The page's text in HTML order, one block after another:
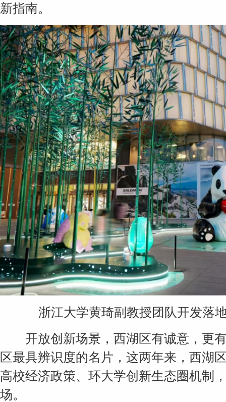
新指南。
浙江大学黄琦副教授团队开发落
开放创新场景，西湖区有诚意，更有
区最具辨识度的名片，这两年来，西湖
高校经济政策、环大学创新生态圈机制
场。